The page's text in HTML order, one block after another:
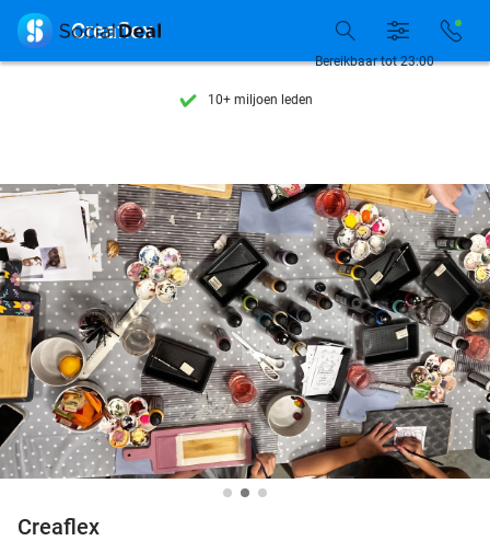
7 dagen per week beschikbaar
10+ miljoen leden
7 dagen per week beschikbaar
10+ miljoen leden
Bereikbaar tot 23:00
 Creaflex
Creaflex